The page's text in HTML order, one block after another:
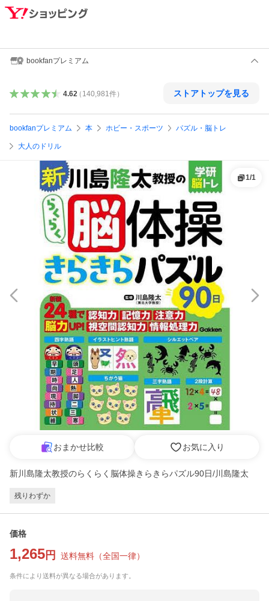
bookfanプレミアム
4.62（ 140,981件） ストアトップを見る
bookfanプレミアム 本 ホビー・スポーツ パズル・脳トレ
大人のドリル
1/1
おまかせ比較 お気に入り
新川島隆太教授のらくらく脳体操きらきらパズル90日/川島隆太
残りわずか
価格
1,265 円 送料無料 （全国一律）
条件により送料が異なる場合があります。